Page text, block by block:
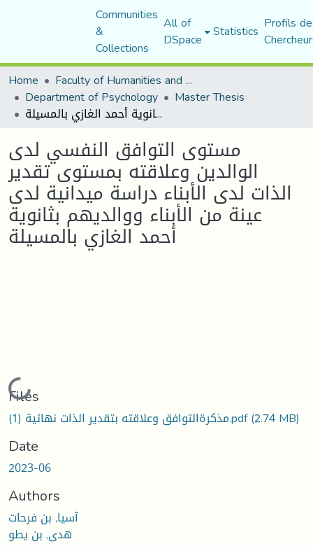
Communities
&
Collections
All of
DSpace Statistics Profils
Home
Faculty of Humanities and Social Sciences
Department of Psychology Master Thesis
مستوى التوافق النفسي لدى الوالدين وعلاقته بمستوى تقدير الذات لدى الأبناء دراسة ميدانية لدى عينة من الأبناء ووالديهم بثانوية أحمد الغازي بالمسيلة
مستوى التوافق النفسي لدى
الوالدين وعلاقته بمستوى تقدير
الذات لدى الأبناء دراسة ميدانية لدى
عينة من الأبناء ووالديهم بثانوية
أحمد الغازي بالمسيلة
Loading...
Files
مذكرةالتوافق وعلاقته بتقدير الذات نهائية (1).pdf(2.74 MB)
Date
2023-06
Authors
آسيا, بن فرحات
هدى, بن يطو